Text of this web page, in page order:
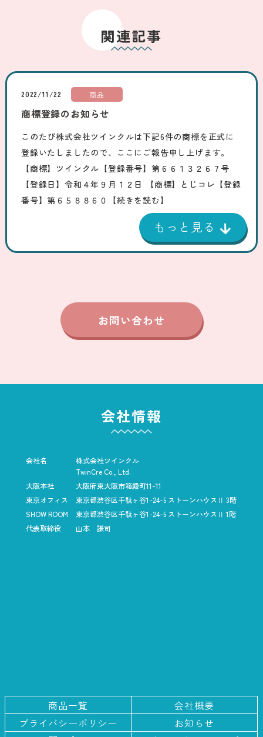
関連記事
2022/11/22 商品
商標登録のお知らせ
このたび株式会社ツインクルは下記6件の商標を正式に
登録いたしましたので、ここにご報告申し上げます。
【商標】ツインクル【登録番号】第６６１３２６７号
【登録日】令和４年９月１２日 【商標】とじコレ【登録
番号】第６５８８６０
【続きを読む】
お問い合わせ
会社情報
会社名
株式会社ツインクル
TwinCre Co., Ltd.
大阪本社
大阪府東大阪市箱殿町11-11
東京オフィス
東京都渋谷区千駄ヶ谷1-24-5 ストーンハウスⅡ 3階
SHOW ROOM
東京都渋谷区千駄ヶ谷1-24-5 ストーンハウスⅡ 1階
代表取締役
山本 謙司
商品一覧
会社概要
プライバシーポリシー
お知らせ